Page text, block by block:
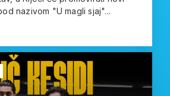
nazivom "U magli sjaj"...